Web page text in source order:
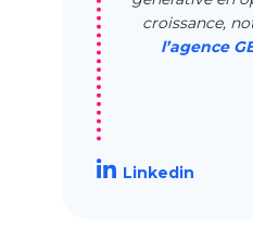
croissance,
l’agence
Linkedin